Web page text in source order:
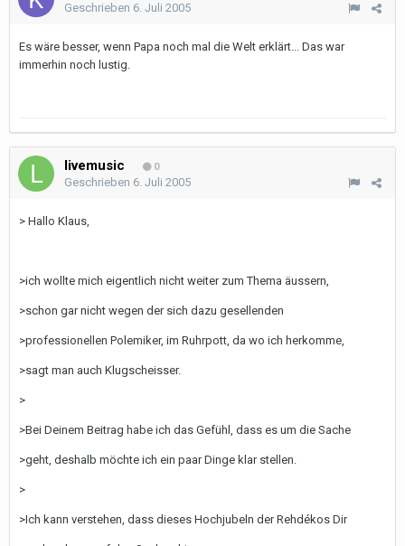
Geschrieben 6. Juli 2005
Es wäre besser, wenn Papa noch mal die Welt erklärt... Das war
immerhin noch lustig.
livemusic 0
Geschrieben 6. Juli 2005
> Hallo Klaus,
>ich wollte mich eigentlich nicht weiter zum Thema äussern,
>schon gar nicht wegen der sich dazu gesellenden
>professionellen Polemiker, im Ruhrpott, da wo ich herkomme,
>sagt man auch Klugscheisser.
>
>Bei Deinem Beitrag habe ich das Gefühl, dass es um die Sache
>geht, deshalb möchte ich ein paar Dinge klar stellen.
>
>Ich kann verstehen, dass dieses Hochjubeln der Rehdékos Dir